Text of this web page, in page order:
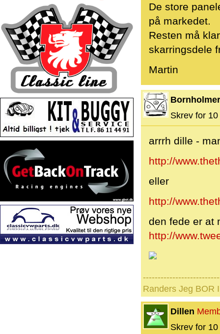
De store
på markedet.
Resten må
skarringsdele
Martin
Bornholmer
Skrev for
arrrh dille -
http://
eller
http://
den fede er at
http://
Randers Jeg BOR
Dillen
Skrev for